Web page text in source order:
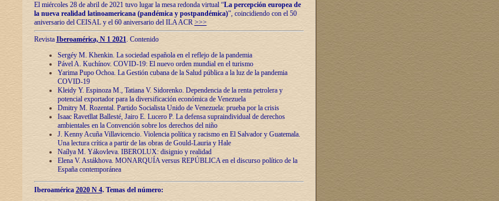
El miércoles 28 de abril de 2021 tuvo lugar la mesa redonda virtual “La percepción europea de
la nueva realidad latinoamericana (pandémica y postpandémica)”, coincidiendo con el 50
aniversario del CEISAL y el 60 aniversario del ILA ACR >>>
Revista Iberoamérica, N 1 2021. Contenido
Sergéy M. Khenkin. La sociedad española en el reflejo de la pandemia
Pável A. Kuchínov. COVID-19: El nuevo orden mundial en el turismo
Yarima Pupo Ochoa. La Gestión cubana de la Salud pública a la luz de la pandemia
COVID-19
Kleidy Y. Espinoza M., Tatiana V. Sidorenko. Dependencia de la renta petrolera y
potencial exportador para la diversificación económica de Venezuela
Dmitry M. Rozental. Partido Socialista Unido de Venezuela: prueba por la crisis
Isaac Ravetllat Ballesté, Jairo E. Lucero P. La defensa supraindividual de derechos
ambientales en la Convención sobre los derechos del niño
J. Kenny Acuña Villavicencio. Violencia política y racismo en El Salvador y Guatemala.
Una lectura crítica a partir de las obras de Gould-Lauria y Hale
Naílya M. Yákovleva. IBEROLUX: disignio y realidad
Elena V. Astákhova. MONARQUÍA versus REPÚBLICA en el discurso político de la
España contemporánea
Iberoamérica 2020 N 4. Temas del número: